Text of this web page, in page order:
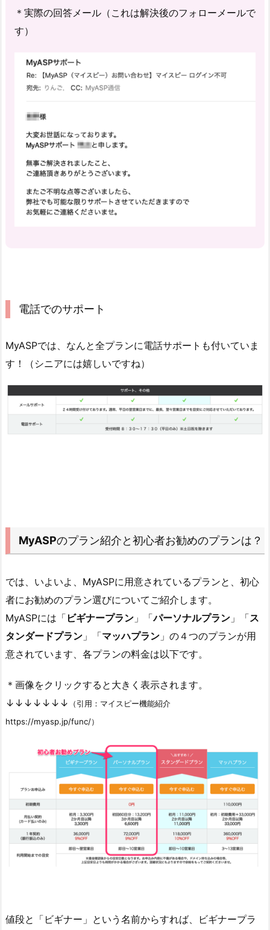
＊実際の回答メール（これは解決後のフォローメールで
す）
電話でのサポート
MyASPでは、なんと全プランに電話サポートも付いていま
す！（シニアには嬉しいですね）
MyASPのプラン紹介と初心者お勧めのプランは？
では、いよいよ、MyASPに用意されているプランと、初心
者にお勧めのプラン選びについてご紹介します。
MyASPには「 ビギナープラン 」「パーソナルプラン 」「ス
タンダードプラン 」「マッハプラン 」の４つのプランが用
意されています、各プランの料金は以下です。
＊画像をクリックすると大きく表示されます。
↓↓↓↓↓↓↓
（引用：マイスピー機能紹介
https://myasp.jp/func/）
値段と「ビギナー」という名前からすれば、ビギナープラ